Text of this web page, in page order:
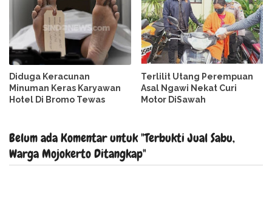
Diduga Keracunan
Minuman Keras Karyawan
Hotel Di Bromo Tewas
Terlilit Utang Perempuan
Asal Ngawi Nekat Curi
Motor DiSawah
Belum ada Komentar untuk "Terbukti Jual Sabu,
Warga Mojokerto Ditangkap"